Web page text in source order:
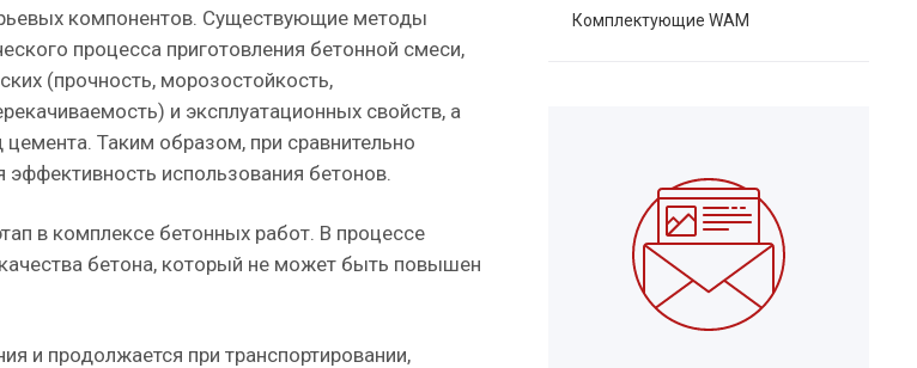
компонентов. Существующие методы
процесса приготовления бетонной смеси,
(прочность, морозостойкость,
и эксплуатационных свойств, а
Таким образом, при сравнительно
использования бетонов.
в комплексе бетонных работ. В процессе
бетона, который не может быть повышен
и продолжается при транспортировании,
Комплектующие WAM